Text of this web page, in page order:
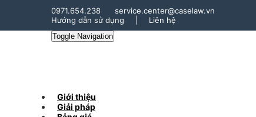
0971.654.238
service.center@caselaw.vn
Hướng dẫn sử dụng
Liên hệ
Toggle Navigation
Giới thiệu
Giải pháp